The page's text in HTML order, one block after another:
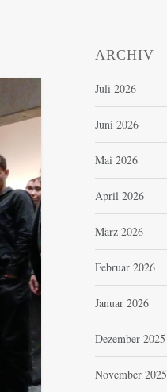
ARCHIV
Juli 2026
Juni 2026
Mai 2026
April 2026
März 2026
Februar 2026
Januar 2026
Dezember 2025
November 2025